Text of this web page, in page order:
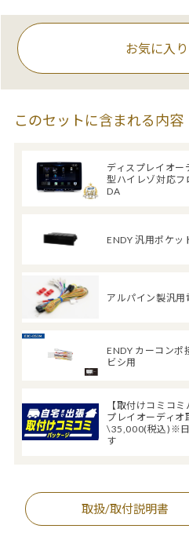
お気に入
このセットに含まれる内容
ディスプレイオー
型ハイレゾ対応フ
DA
ENDY 汎用ポケッ
アルパイン製汎用
ENDY カーコンポ
ビシ用
【取付けコミコ
プレイオーディオ
\35,000(税込)※日
す
取扱/取付説明書